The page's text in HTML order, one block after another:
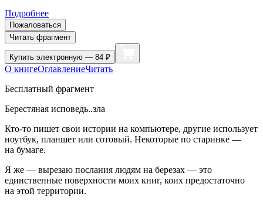
Подробнее
Пожаловаться
Читать фрагмент
Купить электронную — 84 ₽
О книгеОглавлениеЧитать
Бесплатный фрагмент
Берестяная исповедь..зла
Кто-то пишет свои истории на компьютере, другие использует
ноутбук, планшет или сотовый. Некоторые по старинке —
на бумаге.
Я же — вырезаю послания людям на березах — это
единственные поверхности моих книг, коих предостаточно
на этой территории.